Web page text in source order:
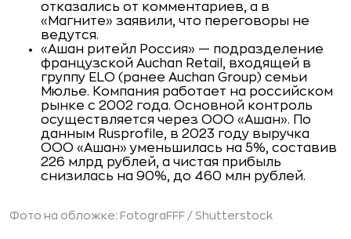
отказались от комментариев, а в
«Магните» заявили, что переговоры не
ведутся.
«Ашан ритейл Россия» — подразделение
французской Auchan Retail, входящей в
группу ELO (ранее Auchan Group) семьи
Мюлье. Компания работает на российском
рынке с 2002 года. Основной контроль
осуществляется через ООО «Ашан». По
данным Rusprofile, в 2023 году выручка
ООО «Ашан» уменьшилась на 5%, составив
226 млрд рублей, а чистая прибыль
снизилась на 90%, до 460 млн рублей.
Фото на обложке: FotograFFF / Shutterstock